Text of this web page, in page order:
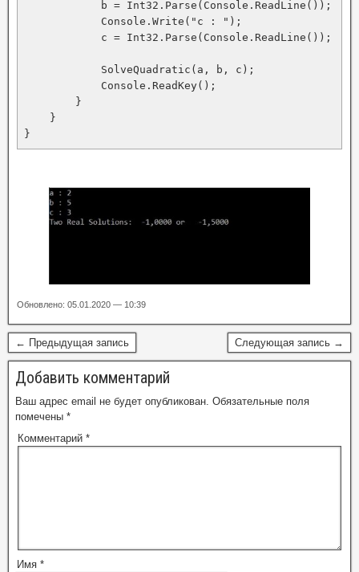
            b = Int32.Parse(Console.ReadLine());
            Console.Write("c : ");
            c = Int32.Parse(Console.ReadLine());
            SolveQuadratic(a, b, c);
            Console.ReadKey();
        }
    }
}
Обновлено: 05.01.2020 — 10:39
← Предыдущая запись Следующая запись →
Добавить комментарий
Ваш адрес email не будет опубликован. Обязательные поля
помечены *
Комментарий *
Имя *